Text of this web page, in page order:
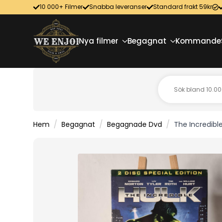
10 000+ Filmer Snabba leveranser Standard frakt 59kr
Nya filmer Begagnat Kommande
Hem Begagnat Begagnade Dvd The